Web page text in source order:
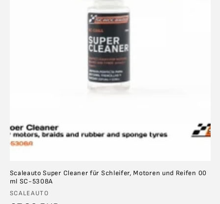
Scaleauto Super Cleaner für Schleifer, Motoren und Reifen 00
ml SC-5308A
Anbieter:
SCALEAUTO